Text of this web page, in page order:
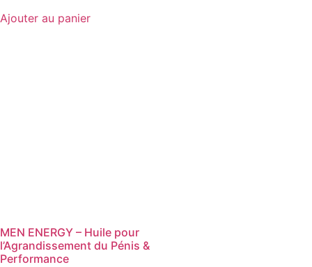
Ajouter au panier
MEN ENERGY – Huile pour
l’Agrandissement du Pénis &
Performance